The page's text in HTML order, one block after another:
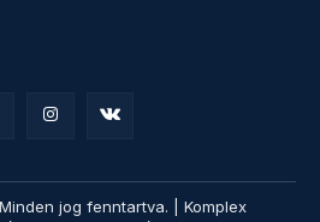
jog fenntartva. | Komplex